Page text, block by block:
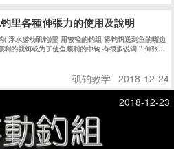
里各種伸張力的使用及說明
( 浮水游动矶钓)里 用较轻的钓组 将钓饵送到鱼的嘴边
利的就饵或为了使鱼顺利的中钩 有很多说词 " 伸张拉
使钓鱼者在第一时间内 知道鱼在吃食的信息 而采取相
矶钓教学 2018-12-24
2018-12-23